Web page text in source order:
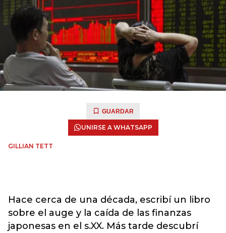
GUARDAR
UNIRSE A WHATSAPP
GILLIAN TETT
Hace cerca de una década, escribí un libro
sobre el auge y la caída de las finanzas
japonesas en el s.XX. Más tarde descubrí